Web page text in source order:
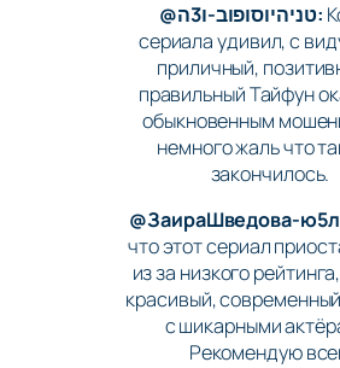
@טניהיוסופוב-ו3ה:
сериала удивил, с
приличный,
правильный Тайфун
обыкновенным
немного жаль что
закончилось.
@ЗаираШведова-
что этот сериал
из за низкого
красивый,
с шикарными
Рекомендую